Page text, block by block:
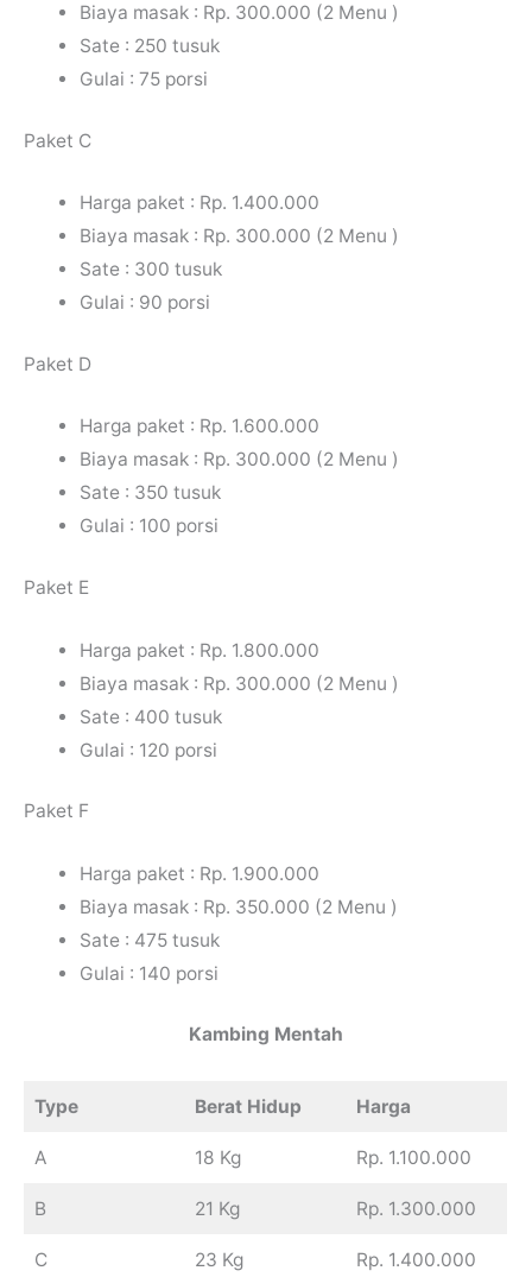
Biaya masak : Rp. 300.000 (2 Menu )
Sate : 250 tusuk
Gulai : 75 porsi
Paket C
Harga paket : Rp. 1.400.000
Biaya masak : Rp. 300.000 (2 Menu )
Sate : 300 tusuk
Gulai : 90 porsi
Paket D
Harga paket : Rp. 1.600.000
Biaya masak : Rp. 300.000 (2 Menu )
Sate : 350 tusuk
Gulai : 100 porsi
Paket E
Harga paket : Rp. 1.800.000
Biaya masak : Rp. 300.000 (2 Menu )
Sate : 400 tusuk
Gulai : 120 porsi
Paket F
Harga paket : Rp. 1.900.000
Biaya masak : Rp. 350.000 (2 Menu )
Sate : 475 tusuk
Gulai : 140 porsi
Kambing Mentah
Type Berat Hidup Harga
A 18 Kg Rp. 1.100.000
B 21 Kg Rp. 1.300.000
C 23 Kg Rp. 1.400.000